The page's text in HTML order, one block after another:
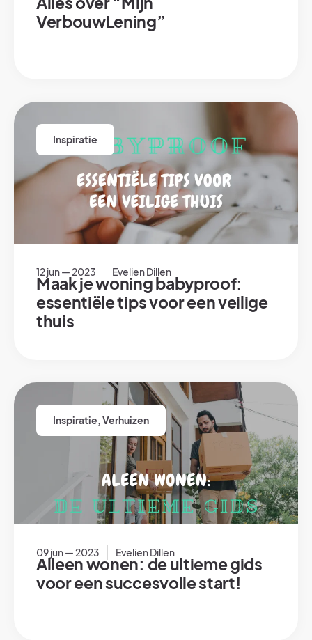
VerbouwLening”
Inspiratie
12 jun — 2023 Evelien Dillen
Maak je woning babyproof:
essentiële tips voor een veilige
thuis
Inspiratie,Verhuizen
09 jun — 2023 Evelien Dillen
Alleen wonen: de ultieme gids
voor een succesvolle start!